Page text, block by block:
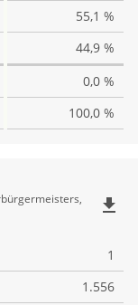
55,1 %
44,9 %
0,0 %
100,0 %
file_download
1
1.556